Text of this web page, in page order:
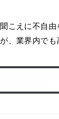
こえに不自
、業界内でも